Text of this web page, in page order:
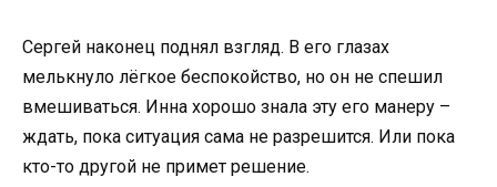
Сергей наконец поднял взгляд. В его глазах
мелькнуло лёгкое беспокойство, но он не спешил
вмешиваться. Инна хорошо знала эту его манеру –
ждать, пока ситуация сама не разрешится. Или пока
кто-то другой не примет решение.